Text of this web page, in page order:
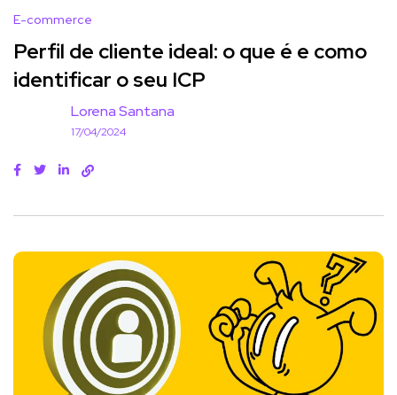
E-commerce
Perfil de cliente ideal: o que é e como
identificar o seu ICP
Lorena Santana
17/04/2024